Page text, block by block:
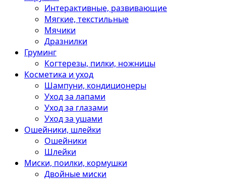
Интерактивные, развивающие
Мягкие, текстильные
Мячики
Дразнилки
Груминг
Когтерезы, пилки, ножницы
Косметика и уход
Шампуни, кондиционеры
Уход за лапами
Уход за глазами
Уход за ушами
Ошейники, шлейки
Ошейники
Шлейки
Миски, поилки, кормушки
Двойные миски